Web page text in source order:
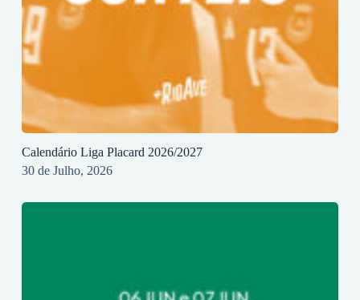
Calendário Liga Placard 2026/2027
30 de Julho, 2026